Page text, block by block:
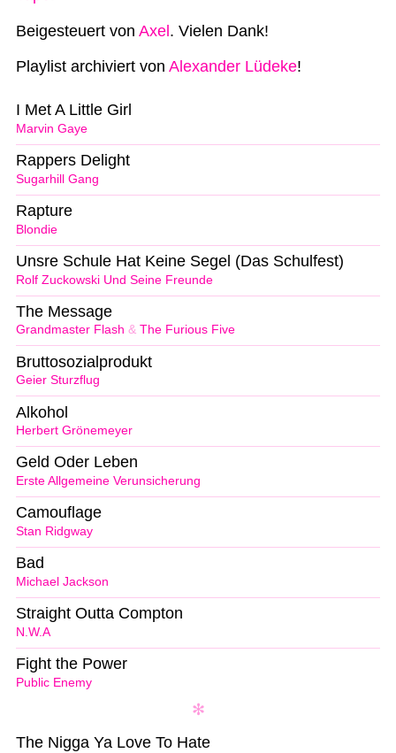
Beigesteuert von Axel. Vielen Dank!
Playlist archiviert von Alexander Lüdeke!
Marvin Gaye
I Met A Little Girl
Sugarhill Gang
Rappers Delight
Blondie
Rapture
Rolf Zuckowski Und Seine Freunde
Unsre Schule Hat Keine Segel (Das Schulfest)
Grandmaster Flash & The Furious Five
The Message
Geier Sturzflug
Bruttosozialprodukt
Herbert Grönemeyer
Alkohol
Erste Allgemeine Verunsicherung
Geld Oder Leben
Stan Ridgway
Camouflage
Michael Jackson
Bad
N.W.A
Straight Outta Compton
Public Enemy
Fight the Power
The Nigga Ya Love To Hate